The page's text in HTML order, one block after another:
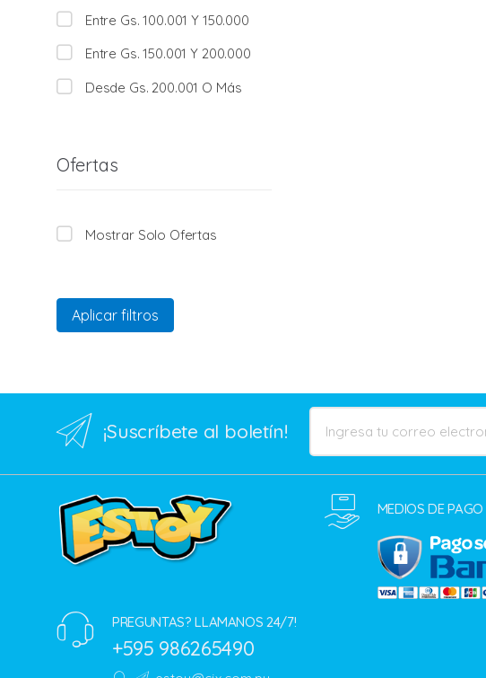
Entre Gs. 100.001 Y 150.000
Entre Gs. 150.001 Y 200.000
Desde Gs. 200.001 O Más
Ofertas
Mostrar Solo Ofertas
Aplicar filtros
¡Suscríbete al boletín!
PREGUNTAS? LLAMANOS 24/7!
+595 986265490
MEDIOS DE PAGO